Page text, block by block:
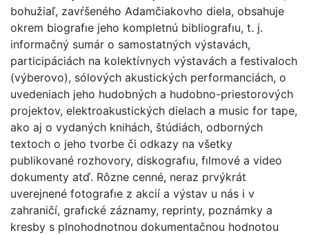
bohužiaľ, zavŕšeného Adamčiakovho diela, obsahuje
okrem biografıe jeho kompletnú bibliografıu, t. j.
informačný sumár o samostatných výstavách,
participáciách na kolektívnych výstavách a festivaloch
(výberovo), sólových akustických performanciách, o
uvedeniach jeho hudobných a hudobno-priestorových
projektov, elektroakustických dielach a music for tape,
ako aj o vydaných knihách, štúdiách, odborných
textoch o jeho tvorbe či odkazy na všetky
publikované rozhovory, diskografıu, fılmové a video
dokumenty atď. Rôzne cenné, neraz prvýkrát
uverejnené fotografıe z akcií a výstav u nás i v
zahraničí, grafıcké záznamy, reprinty, poznámky a
kresby s plnohodnotnou dokumentačnou hodnotou